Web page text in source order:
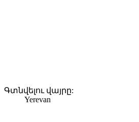
Գտնվելու վայրը:
Yerevan